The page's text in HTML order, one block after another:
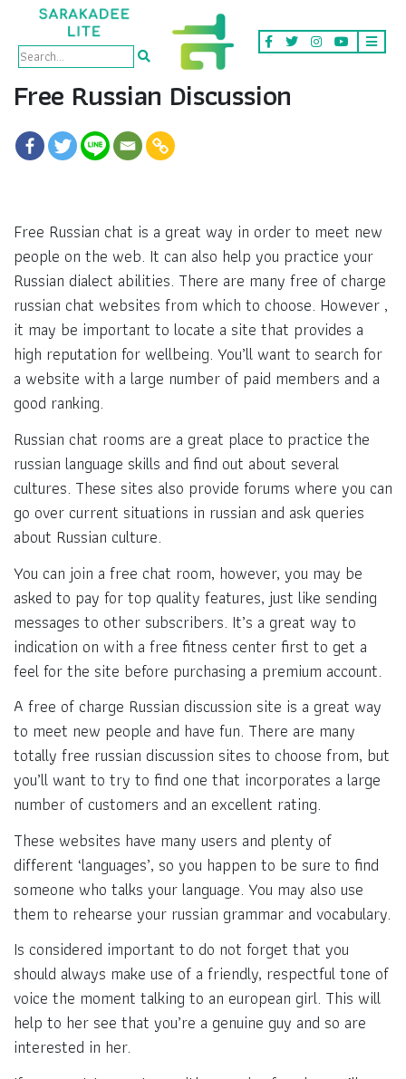
Free Russian Discussion
Free Russian chat is a great way in order to meet new
people on the web. It can also help you practice your
Russian dialect abilities. There are many free of charge
russian chat websites from which to choose. However ,
it may be important to locate a site that provides a
high reputation for wellbeing. You’ll want to search for
a website with a large number of paid members and a
good ranking.
Russian chat rooms are a great place to practice the
russian language skills and find out about several
cultures. These sites also provide forums where you can
go over current situations in russian and ask queries
about Russian culture.
You can join a free chat room, however, you may be
asked to pay for top quality features, just like sending
messages to other subscribers. It’s a great way to
indication on with a free fitness center first to get a
feel for the site before purchasing a premium account.
A free of charge Russian discussion site is a great way
to meet new people and have fun. There are many
totally free russian discussion sites to choose from, but
you’ll want to try to find one that incorporates a large
number of customers and an excellent rating.
These websites have many users and plenty of
different ‘languages’, so you happen to be sure to find
someone who talks your language. You may also use
them to rehearse your russian grammar and vocabulary.
Is considered important to do not forget that you
should always make use of a friendly, respectful tone of
voice the moment talking to an european girl. This will
help to her see that you’re a genuine guy and so are
interested in her.